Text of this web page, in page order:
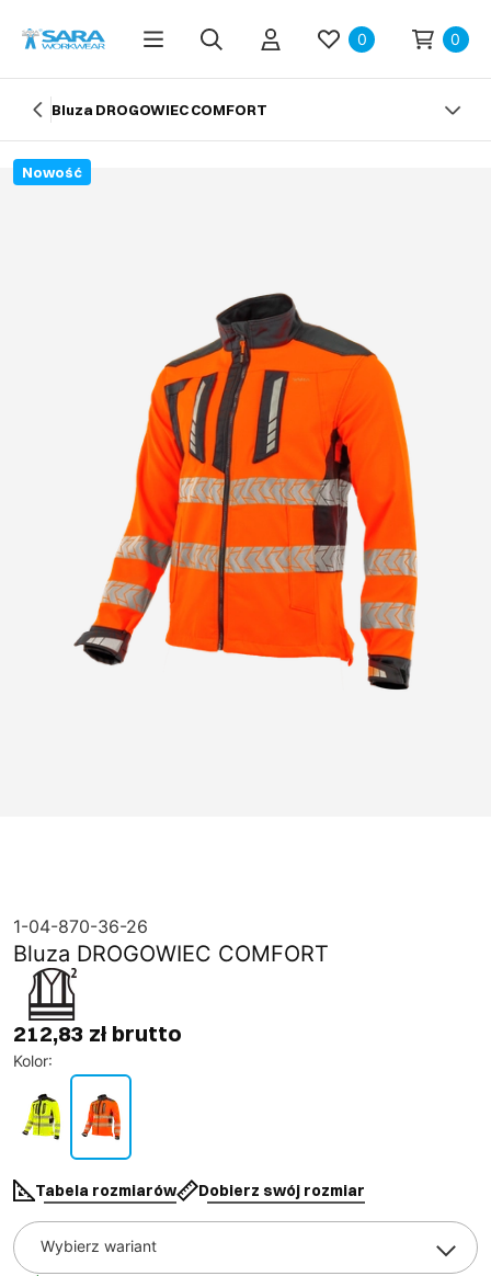
0 0
Bluza DROGOWIEC COMFORT
Nowość
1-04-870-36-26
Bluza DROGOWIEC COMFORT
212,83 zł brutto
Kolor:
Tabela rozmiarów Dobierz swój rozmiar
Wybierz wariant